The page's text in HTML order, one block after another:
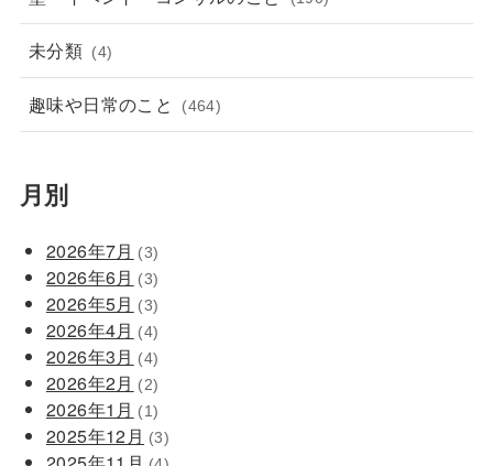
未分類 (4)
趣味や日常のこと (464)
月別
2026年7月 (3)
2026年6月 (3)
2026年5月 (3)
2026年4月 (4)
2026年3月 (4)
2026年2月 (2)
2026年1月 (1)
2025年12月 (3)